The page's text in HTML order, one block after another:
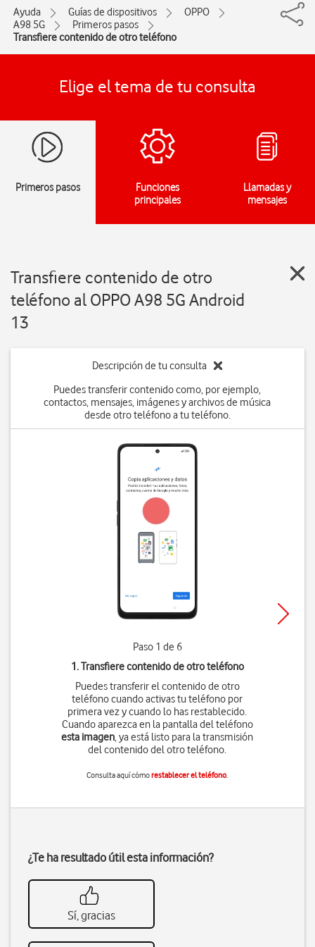
Ayuda Guías de dispositivos
OPPO
A98 5G
Primeros pasos
Transfiere contenido de otro teléfono
Elige el tema de tu consulta
Primeros pasos
Funciones
principales
Llamadas y
mensajes
Transfiere contenido de otro
teléfono al OPPO A98 5G Android
13
Descripción de tu consulta
Puedes transferir contenido como, por ejemplo,
contactos, mensajes, imágenes y archivos de música
desde otro teléfono a tu teléfono.
Paso 1 de 6
1. Transfiere contenido de otro teléfono
Puedes transferir el contenido de otro
teléfono cuando activas tu teléfono por
primera vez y cuando lo has restablecido.
Cuando aparezca en la pantalla del teléfono
esta imagen, ya está listo para la transmisión
del contenido del otro teléfono.
Consulta aquí cómorestablecer el teléfono.
¿Te ha resultado útil esta información?
Sí, gracias